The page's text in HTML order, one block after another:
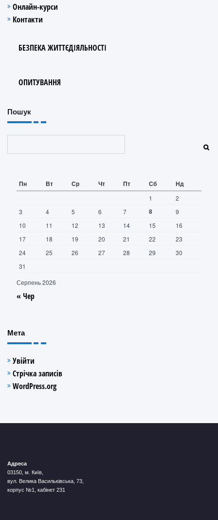
Онлайн-курси
Контакти
БЕЗПЕКА ЖИТТЄДІЯЛЬНОСТІ
ОПИТУВАННЯ
Пошук
Серпень 2026
Пн Вт Ср Чт Пт Сб Нд
1
2
3
4 5 6 7 8
9
10
11 12 13 14 15
16
17
18 19 20 21 22
23
24
25 26 27 28 29
30
31
« Чер
Мета
Увійти
Стрічка записів
WordPress.org
Адреса
03150, м. Київ,
вул. Велика Васильківська, 73,
корпус №1, кабінет 231